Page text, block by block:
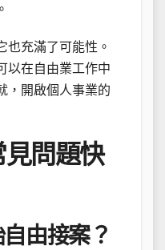
也充滿了可能性。
以在自由業工作中
，開啟個人事業的
見問題快
由接案？